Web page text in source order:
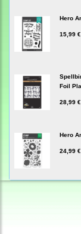
Hero
15,99 €
Foil
28,99 €
Hero
24,99 €